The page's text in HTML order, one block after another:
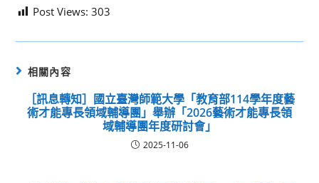
Post Views: 303
相關內容
［訊息轉知］國立臺灣師範大學「教育部114學年度藝
術才能專長領域輔導團」舉辦「2026藝術才能專長領
域輔導團年度研討會」
2025-11-06